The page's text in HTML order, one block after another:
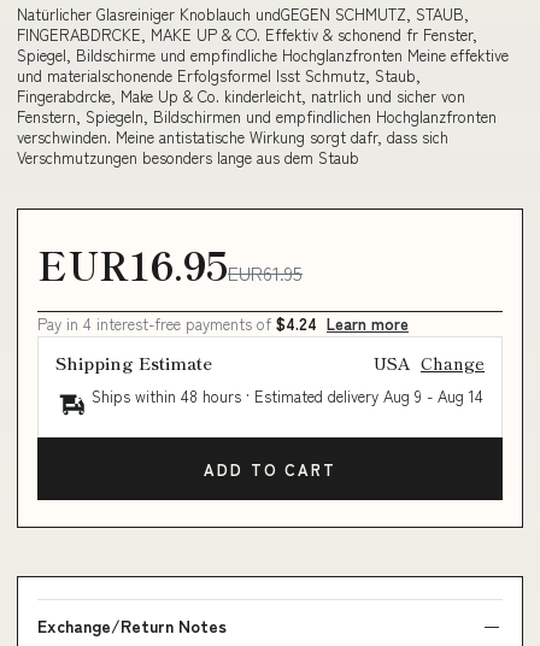
Natürlicher Glasreiniger Knoblauch undGEGEN SCHMUTZ, STAUB,
FINGERABDRCKE, MAKE UP & CO. Effektiv & schonend fr Fenster,
Spiegel, Bildschirme und empfindliche Hochglanzfronten Meine effektive
und materialschonende Erfolgsformel lsst Schmutz, Staub,
Fingerabdrcke, Make Up & Co. kinderleicht, natrlich und sicher von
Fenstern, Spiegeln, Bildschirmen und empfindlichen Hochglanzfronten
verschwinden. Meine antistatische Wirkung sorgt dafr, dass sich
Verschmutzungen besonders lange aus dem Staub
EUR16.95EUR61.95
Pay in 4 interest-free payments of $4.24 Learn more
Shipping Estimate USA Change
Ships within 48 hours · Estimated delivery Aug 9 - Aug 14
ADD TO CART
Exchange/Return Notes